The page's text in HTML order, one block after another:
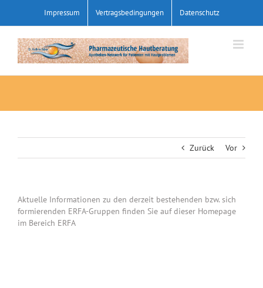
springen
Impressum Vertragsbedingungen Datenschutz
Zurück Vor
Aktuelle Informationen zu den derzeit bestehenden bzw. sich
formierenden ERFA-Gruppen finden Sie auf dieser Homepage
im Bereich ERFA